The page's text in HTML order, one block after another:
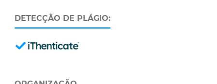
DETECÇÃO DE PLÁGIO: